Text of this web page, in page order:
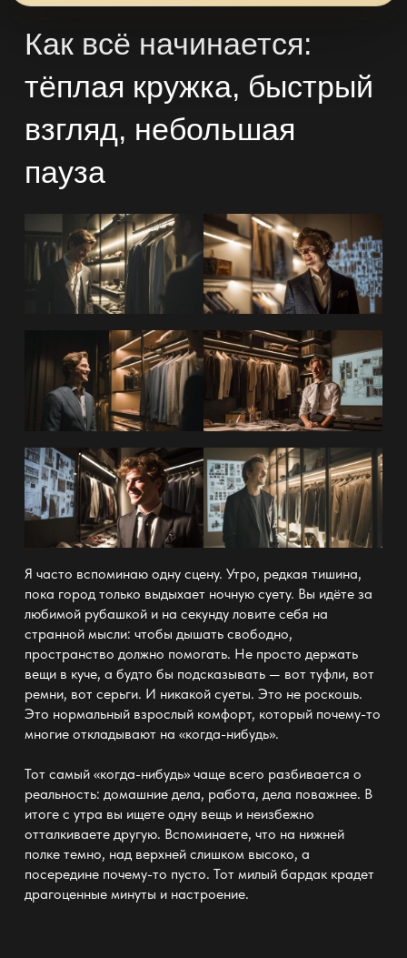
Как всё начинается:
тёплая кружка, быстрый
взгляд, небольшая
пауза
Я часто вспоминаю одну сцену. Утро, редкая тишина,
пока город только выдыхает ночную суету. Вы идёте за
любимой рубашкой и на секунду ловите себя на
странной мысли: чтобы дышать свободно,
пространство должно помогать. Не просто держать
вещи в куче, а будто бы подсказывать — вот туфли, вот
ремни, вот серьги. И никакой суеты. Это не роскошь.
Это нормальный взрослый комфорт, который почему-то
многие откладывают на «когда-нибудь».
Тот самый «когда-нибудь» чаще всего разбивается о
реальность: домашние дела, работа, дела поважнее. В
итоге с утра вы ищете одну вещь и неизбежно
отталкиваете другую. Вспоминаете, что на нижней
полке темно, над верхней слишком высоко, а
посередине почему-то пусто. Тот милый бардак крадет
драгоценные минуты и настроение.